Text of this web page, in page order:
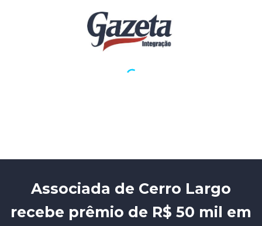
Associada de Cerro Largo
recebe prêmio de R$ 50 mil em